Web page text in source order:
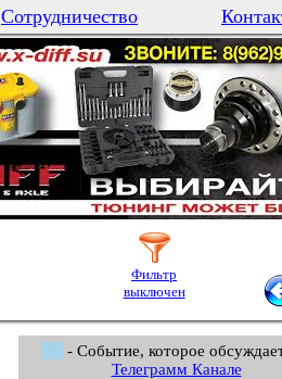
Сотрудничество
Фильтр
выключен
- Событие, которое
Телеграмм Канале